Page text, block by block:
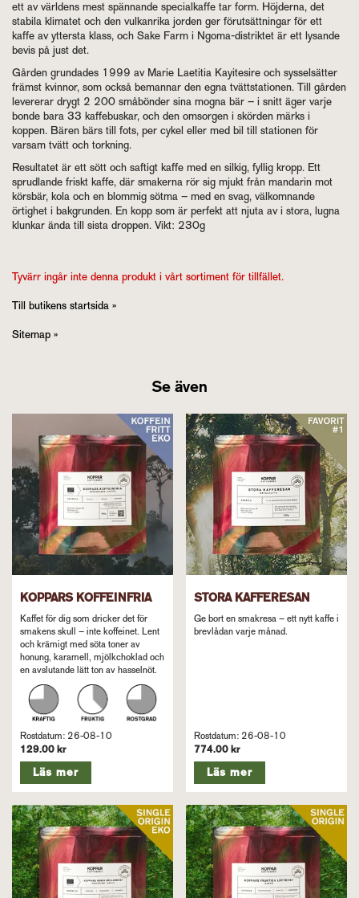
ett av världens mest spännande specialkaffe tar form. Höjderna, det
stabila klimatet och den vulkanrika jorden ger förutsättningar för ett
kaffe av yttersta klass, och Sake Farm i Ngoma-distriktet är ett lysande
bevis på just det.
Gården grundades 1999 av Marie Laetitia Kayitesire och sysselsätter
främst kvinnor, som också bemannar den egna tvättstationen. Till gården
levererar drygt 2 200 småbönder sina mogna bär – i snitt äger varje
bonde bara 33 kaffebuskar, och den omsorgen i skörden märks i
koppen. Bären bärs till fots, per cykel eller med bil till stationen för
varsam tvätt och torkning.
Resultatet är ett sött och saftigt kaffe med en silkig, fyllig kropp. Ett
sprudlande friskt kaffe, där smakerna rör sig mjukt från mandarin mot
körsbär, kola och en blommig sötma – med en svag, välkomnande
örtighet i bakgrunden. En kopp som är perfekt att njuta av i stora, lugna
klunkar ända till sista droppen. Vikt: 230g
Tyvärr ingår inte denna produkt i vårt sortiment för tillfället.
Till butikens startsida »
Sitemap »
Se även
KOPPARS KOFFEINFRIA
Kaffet för dig som dricker det för
smakens skull – inte koffeinet. Lent
och krämigt med söta toner av
honung, karamell, mjölkchoklad och
en avslutande lätt ton av hasselnöt.
Rostdatum: 26-08-10
129.00 kr
Läs mer
STORA KAFFERESAN
Ge bort en smakresa – ett nytt kaffe i
brevlådan varje månad.
Rostdatum: 26-08-10
774.00 kr
Läs mer